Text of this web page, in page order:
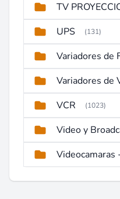
TV
UPS (131)
Variadores de
Variadores de
VCR (1023)
Video y
Videocamaras